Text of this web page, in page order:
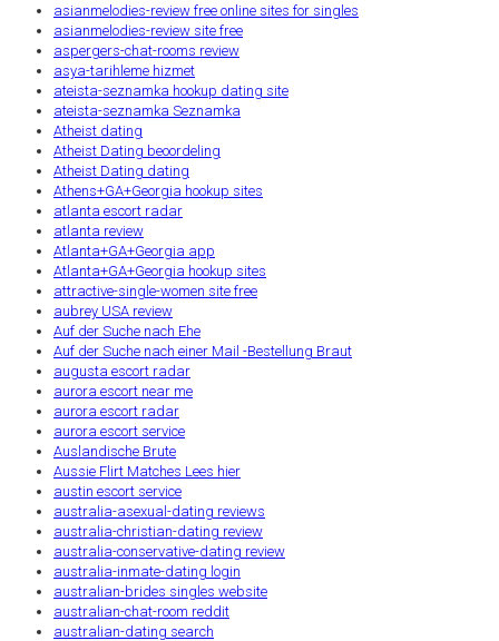
asianmelodies-review free online sites for singles
asianmelodies-review site free
aspergers-chat-rooms review
asya-tarihleme hizmet
ateista-seznamka hookup dating site
ateista-seznamka Seznamka
Atheist dating
Atheist Dating beoordeling
Atheist Dating dating
Athens+GA+Georgia hookup sites
atlanta escort radar
atlanta review
Atlanta+GA+Georgia app
Atlanta+GA+Georgia hookup sites
attractive-single-women site free
aubrey USA review
Auf der Suche nach Ehe
Auf der Suche nach einer Mail -Bestellung Braut
augusta escort radar
aurora escort near me
aurora escort radar
aurora escort service
Auslandische Brute
Aussie Flirt Matches Lees hier
austin escort service
australia-asexual-dating reviews
australia-christian-dating review
australia-conservative-dating review
australia-inmate-dating login
australian-brides singles website
australian-chat-room reddit
australian-dating search